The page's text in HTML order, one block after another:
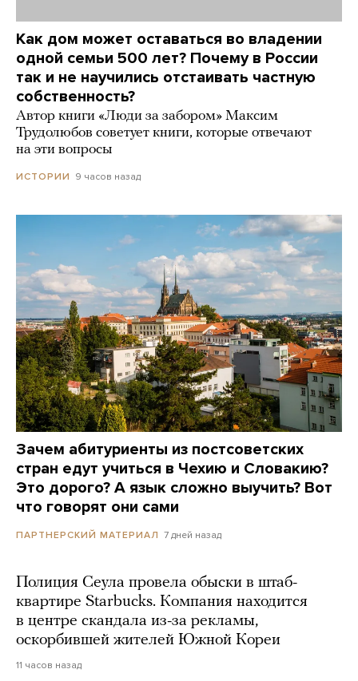
Как дом может оставаться во владении
одной семьи 500 лет? Почему в России
так и не научились отстаивать частную
собственность?
Автор книги «Люди за забором» Максим
Трудолюбов советует книги, которые отвечают
на эти вопросы
ИСТОРИИ 9 часов назад
Зачем абитуриенты из постсоветских
стран едут учиться в Чехию и Словакию?
Это дорого? А язык сложно выучить? Вот
что говорят они сами
ПАРТНЕРСКИЙ МАТЕРИАЛ 7 дней назад
Полиция Сеула провела обыски в штаб-
квартире Starbucks. Компания находится
в центре скандала из-за рекламы,
оскорбившей жителей Южной Кореи
11 часов назад